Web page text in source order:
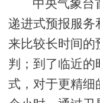
中央气象台
递进式预报服务
来比较长时间的
判；到了临近的
式，对于更精细